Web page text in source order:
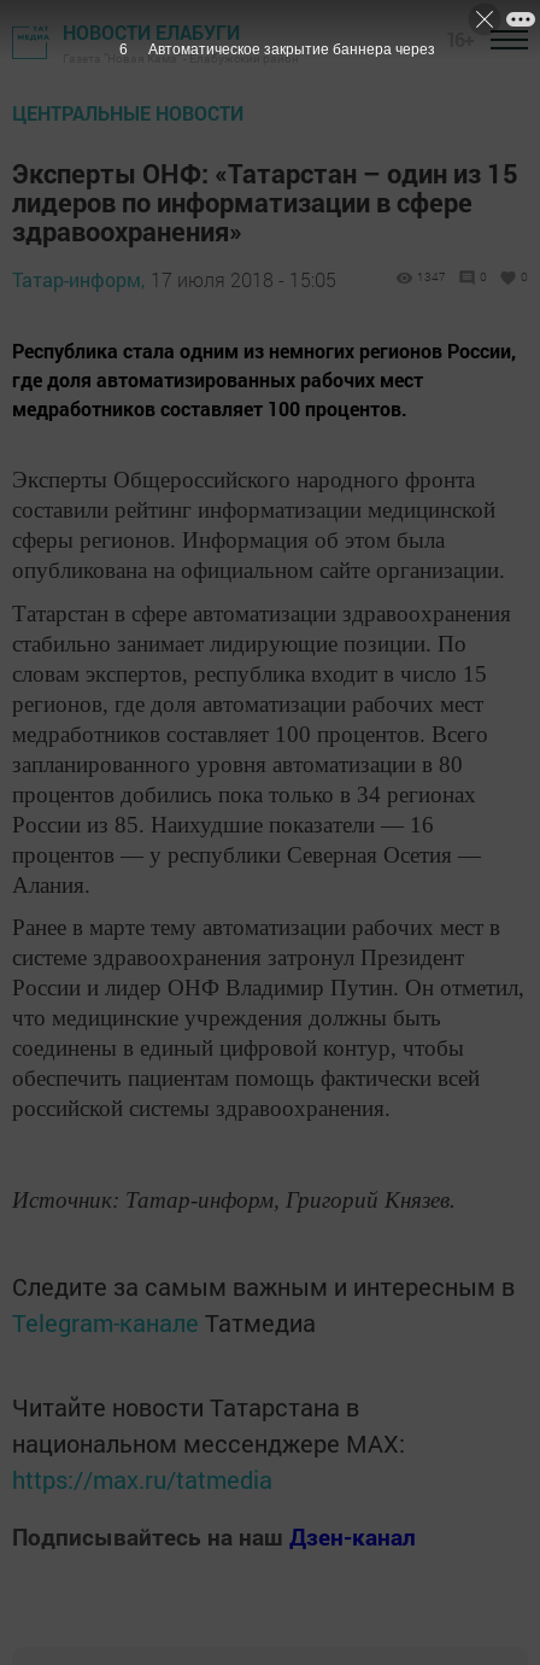
НОВОСТИ ЕЛАБУГИ
Газета "Новая Кама" - Елабужский район
ЦЕНТРАЛЬНЫЕ НОВОСТИ
Эксперты ОНФ: «Татарстан – один из 15
лидеров по информатизации в сфере
здравоохранения»
Татар-информ, 17 июля 2018 - 15:05 1347 0 0
Республика стала одним из немногих регионов России,
где доля автоматизированных рабочих мест
медработников составляет 100 процентов.
Эксперты Общероссийского народного фронта
составили рейтинг информатизации медицинской
сферы регионов. Информация об этом была
опубликована на официальном сайте организации.
Татарстан в сфере автоматизации здравоохранения
стабильно занимает лидирующие позиции. По
словам экспертов, республика входит в число 15
регионов, где доля автоматизации рабочих мест
медработников составляет 100 процентов. Всего
запланированного уровня автоматизации в 80
процентов добились пока только в 34 регионах
России из 85. Наихудшие показатели — 16
процентов — у республики Северная Осетия —
Алания.
Ранее в марте тему автоматизации рабочих мест в
системе здравоохранения затронул Президент
России и лидер ОНФ Владимир Путин. Он отметил,
что медицинские учреждения должны быть
соединены в единый цифровой контур, чтобы
обеспечить пациентам помощь фактически всей
российской системы здравоохранения.
Источник: Татар-информ, Григорий Князев.
Следите за самым важным и интересным в
Telegram-канале Татмедиа
Читайте новости Татарстана в
национальном мессенджере MАХ:
https://max.ru/tatmedia
Подписывайтесь на наш Дзен-канал
5 Автоматическое закрытие баннера через